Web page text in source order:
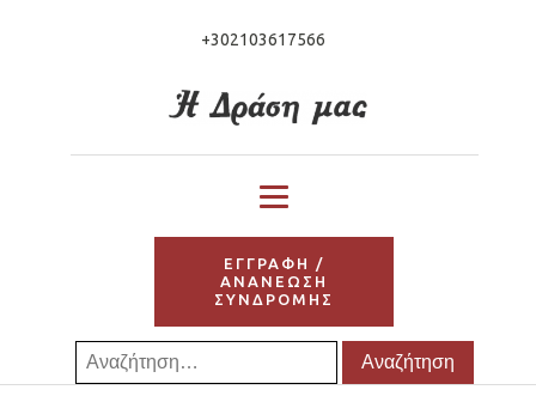
+302103617566
ΕΓΓΡΑΦΗ /
ΑΝΑΝΕΩΣΗ
ΣΥΝΔΡΟΜΗΣ
Αναζήτηση
για: